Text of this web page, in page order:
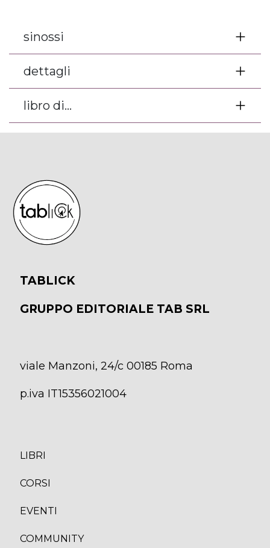
sinossi
dettagli
libro di...
TABLICK
GRUPPO EDITORIALE TAB SRL
viale Manzoni, 24/c 00185 Roma
p.iva IT15356021004
LIBRI
CORSI
EVENTI
COMMUNITY